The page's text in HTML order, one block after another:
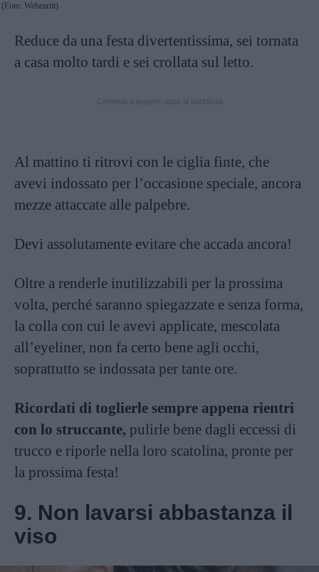
(Foto: Weheartit)
Reduce da una festa divertentissima, sei tornata
a casa molto tardi e sei crollata sul letto.
Al mattino ti ritrovi con le ciglia finte, che
avevi indossato per l’occasione speciale, ancora
mezze attaccate alle palpebre.
Devi assolutamente evitare che accada ancora!
Oltre a renderle inutilizzabili per la prossima
volta, perché saranno spiegazzate e senza forma,
la colla con cui le avevi applicate, mescolata
all’eyeliner, non fa certo bene agli occhi,
soprattutto se indossata per tante ore.
Ricordati di toglierle sempre appena rientri
con lo struccante, pulirle bene dagli eccessi di
trucco e riporle nella loro scatolina, pronte per
la prossima festa!
9. Non lavarsi abbastanza il
viso